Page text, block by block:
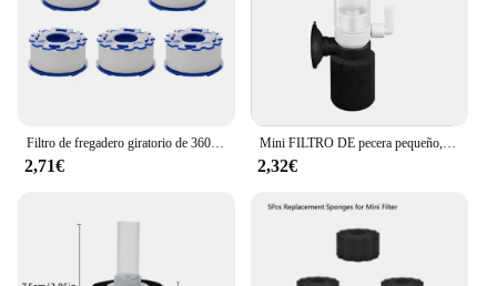
Filtro de fregadero giratorio de 360 grados, purificador de grifo presurizado Universal, Conector de grifo de baño, accesorios de cocina
2,71€
Mini FILTRO DE pecera pequeño, práctico Filtro de medios, Ultra silencioso, multicapa
2,32€